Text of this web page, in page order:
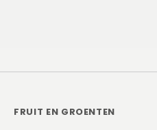
FRUIT EN GROENTEN